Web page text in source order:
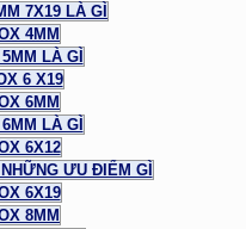
7X19 LÀ GÌ
4MM
LÀ GÌ
6 X19
6MM
LÀ GÌ
6X12
ƯU ĐIỂM GÌ
6X19
8MM